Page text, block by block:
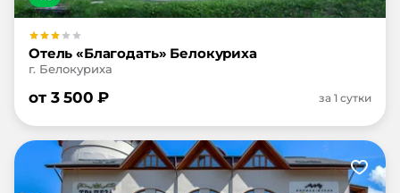
Отель «Благодать» Белокуриха
г. Белокуриха
от 3 500 ₽ за 1 сутки